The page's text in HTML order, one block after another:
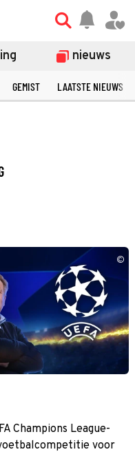
nieuws
GEMIST LAATSTE NIEUWS
©
Champions League-
voor